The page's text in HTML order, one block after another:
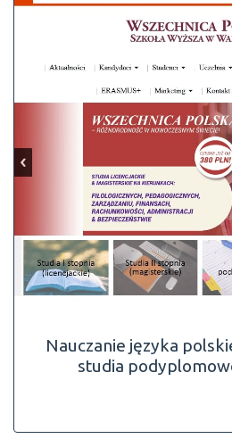
Nauczanie języka
studia